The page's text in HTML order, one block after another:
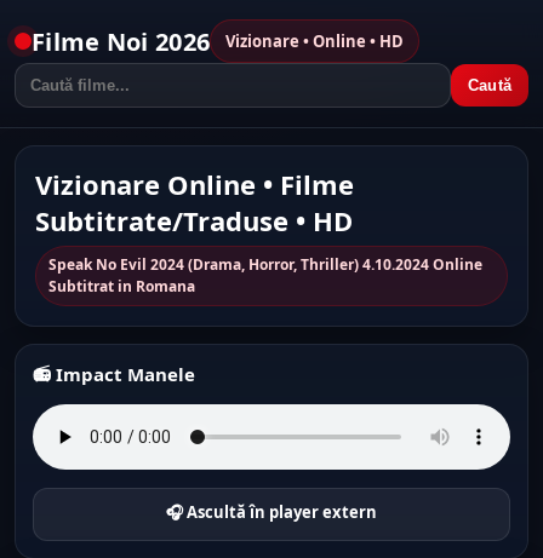
Filme Noi 2026 Vizionare • Online • HD
Caută
Vizionare Online • Filme
Subtitrate/Traduse • HD
Speak No Evil 2024 (Drama, Horror, Thriller) 4.10.2024 Online
Subtitrat in Romana
📻 Impact Manele
🎧 Ascultă în player extern